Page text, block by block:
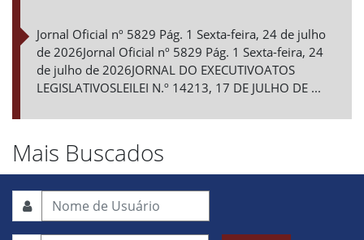
Jornal Oficial nº 5829 Pág. 1 Sexta-feira, 24 de julho
de 2026Jornal Oficial nº 5829 Pág. 1 Sexta-feira, 24
de julho de 2026JORNAL DO EXECUTIVOATOS
LEGISLATIVOSLEILEI N.º 14213, 17 DE JULHO DE ...
Mais Buscados